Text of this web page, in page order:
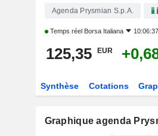
Agenda Prysmian S.p.A.
Temps réel Borsa Italiana
125,35 EUR
Synthèse Cotations
Graphique agenda